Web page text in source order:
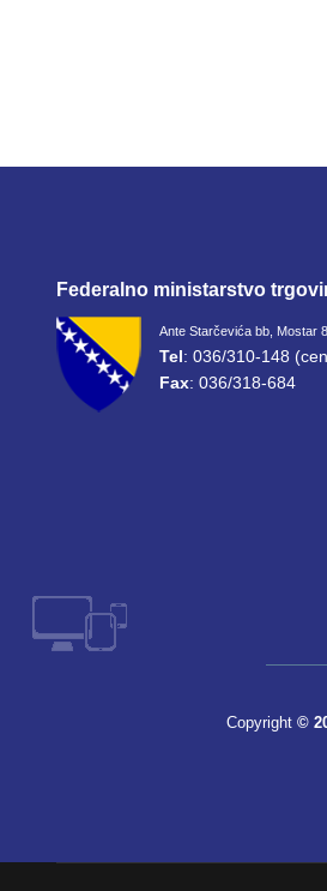
Federalno ministarstvo
Ante Starčevića bb, Mostar
Tel: 036/310-148
Fax: 036/318-684
Copyright ©